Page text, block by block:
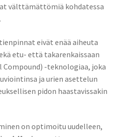
välttämättömiä kohdatessa
eivät enää aiheuta
etu- että takarenkaissaan
Compound) -teknologiaa, joka
ja urien asettelun
pidon haastavissakin
on optimoitu uudelleen,